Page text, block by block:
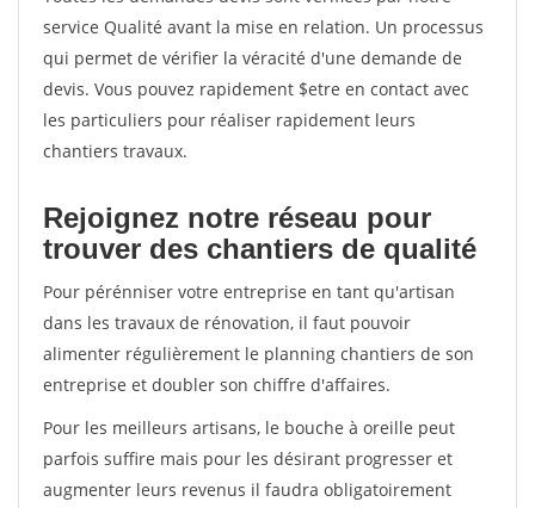
service Qualité avant la mise en relation. Un processus
qui permet de vérifier la véracité d'une demande de
devis. Vous pouvez rapidement $etre en contact avec
les particuliers pour réaliser rapidement leurs
chantiers travaux.
Rejoignez notre réseau pour
trouver des chantiers de qualité
Pour pérénniser votre entreprise en tant qu'artisan
dans les travaux de rénovation, il faut pouvoir
alimenter régulièrement le planning chantiers de son
entreprise et doubler son chiffre d'affaires.
Pour les meilleurs artisans, le bouche à oreille peut
parfois suffire mais pour les désirant progresser et
augmenter leurs revenus il faudra obligatoirement